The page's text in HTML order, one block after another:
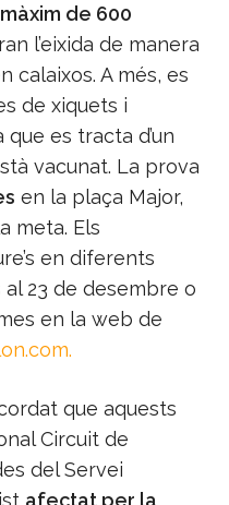
màxim de 600
l’eixida de manera
calaixos. A més, es
de xiquets i
es tracta d’un
vacunat. La prova
en la plaça Major,
meta. Els
en diferents
23 de desembre o
en la web de
.
que aquests
Circuit de
del Servei
afectat per la